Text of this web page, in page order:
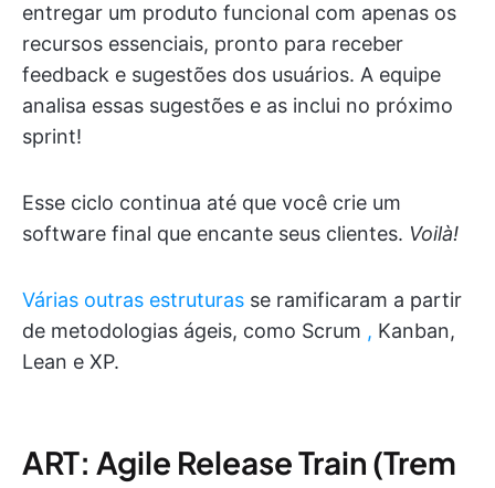
entregar um produto funcional com apenas os
recursos essenciais, pronto para receber
feedback e sugestões dos usuários. A equipe
analisa essas sugestões e as inclui no próximo
sprint!
Esse ciclo continua até que você crie um
software final que encante seus clientes. Voilà!
Várias outras estruturas se ramificaram a partir
de metodologias ágeis, como Scrum , Kanban,
Lean e XP.
ART: Agile Release Train (Trem